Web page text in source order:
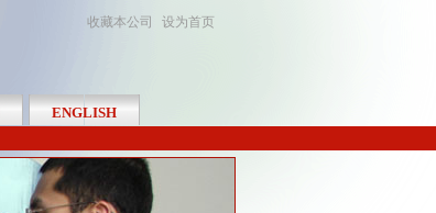
收藏本公司 设为首页
ENGLISH